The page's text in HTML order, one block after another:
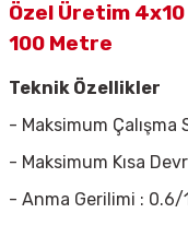
Özel Üretim 4x10
100 Metre
Teknik Özellikler
- Maksimum Çalışma
- Maksimum Kısa
- Anma Gerilimi : 0.6/